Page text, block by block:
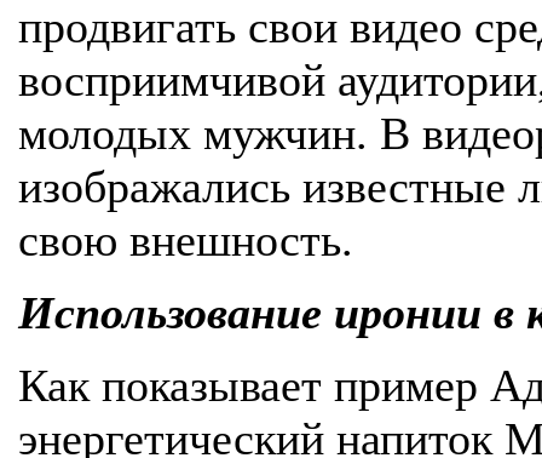
продвигать свои видео
восприимчивой
молодых мужчин. В
изображались известные
свою внешность.
Использование иронии в
Как показывает пример
энергетический напиток